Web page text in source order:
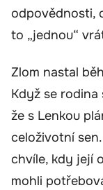
odpovědnosti,
to „jednou“
Zlom nastal
Když se rodina
že s Lenkou
celoživotní
chvíle, kdy její
mohli